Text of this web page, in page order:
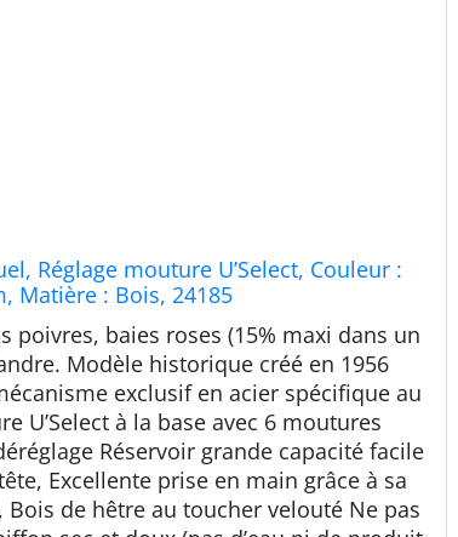
Réglage mouture U’Select, Couleur :
Matière : Bois, 24185
baies roses (15% maxi dans un
Modèle historique créé en 1956
exclusif en acier spécifique au
U’Select à la base avec 6 moutures
Réservoir grande capacité facile
Excellente prise en main grâce à sa
de hêtre au toucher velouté Ne pas